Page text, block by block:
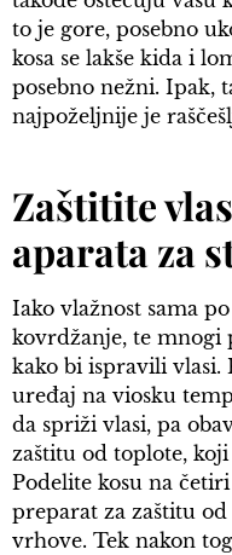
to je gore, posebno
kosa se lakše kida i
posebno nežni. Ipak,
najpoželjnije je
Zaštitite
aparata za
Iako vlažnost sama
kovrdžanje, te mnogi
kako bi ispravili vlasi.
uređaj na viosku
da spriži vlasi, pa
zaštitu od toplote,
Podelite kosu na
preparat za zaštitu
vrhove. Tek nakon